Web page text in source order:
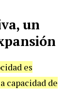
un
es
capacidad de